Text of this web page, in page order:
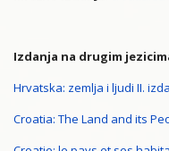
Izdanja na drugim
Hrvatska: zemlja i ljudi II.
Croatia: The Land and its